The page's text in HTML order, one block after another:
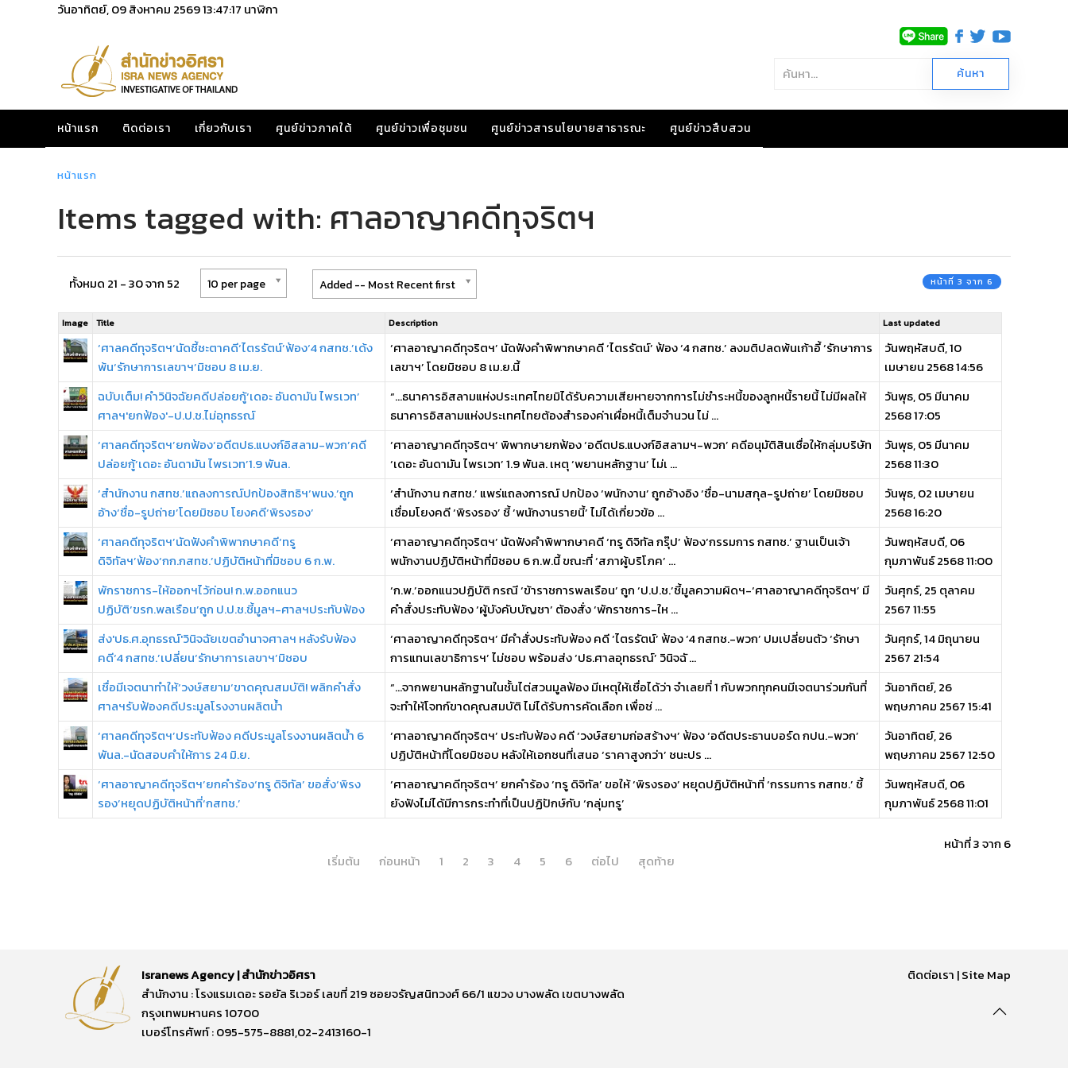
วันอาทิตย์, 09 สิงหาคม 256913:47:17 นาฬิกา
หน้าแรก ติดต่อเรา เกี่ยวกับเรา ศูนย์ข่าวภาคใต้ ศูนย์ข่าวเพื่อชุมชน ศูนย์ข่าวสารนโยบายสาธารณะ ศูนย์ข่าวสืบสวน
หน้าแรก
Items tagged with: ศาลอาญาคดีทุจริตฯ
ทั้งหมด 21 - 30 จาก 52 10 per page Added -- Most Recent first หน้าที่ 3 จาก 6
Image Title Description Last updated
‘ศาลคดีทุจริตฯ’นัดชี้ชะตาคดี‘ไตรรัตน์’ฟ้อง‘4 กสทช.’เด้ง
พ้น‘รักษาการเลขาฯ’มิชอบ 8 เม.ย.
‘ศาลอาญาคดีทุจริตฯ’ นัดฟังคำพิพากษาคดี ‘ไตรรัตน์’ ฟ้อง ‘4 กสทช.’ ลงมติปลดพ้นเก้าอี้ ‘รักษาการ
เลขาฯ’ โดยมิชอบ 8 เม.ย.นี้
วันพฤหัสบดี, 10
เมษายน 2568 14:56
ฉบับเต็ม! คำวินิจฉัยคดีปล่อยกู้‘เดอะ อันดามัน ไพรเวท’
ศาลฯ'ยกฟ้อง'-ป.ป.ช.ไม่อุทธรณ์
“…ธนาคารอิสลามแห่งประเทศไทยมิได้รับความเสียหายจากการไม่ชำระหนี้ของลูกหนี้รายนี้ ไม่มีผลให้
ธนาคารอิสลามแห่งประเทศไทยต้องสำรองค่าเผื่อหนี้เต็มจำนวน ไม่ ...
วันพุธ, 05 มีนาคม
2568 17:05
‘ศาลคดีทุจริตฯ’ยกฟ้อง‘อดีตปธ.แบงก์อิสลาม-พวก’คดี
ปล่อยกู้‘เดอะ อันดามัน ไพรเวท’1.9 พันล.
‘ศาลอาญาคดีทุจริตฯ’ พิพากษายกฟ้อง ‘อดีตปธ.แบงก์อิสลามฯ-พวก’ คดีอนุมัติสินเชื่อให้กลุ่มบริษัท
‘เดอะ อันดามัน ไพรเวท’ 1.9 พันล. เหตุ ‘พยานหลักฐาน’ ไม่เ ...
วันพุธ, 05 มีนาคม
2568 11:30
‘สำนักงาน กสทช.’แถลงการณ์ปกป้องสิทธิฯ‘พนง.’ถูก
อ้าง‘ชื่อ-รูปถ่าย’โดยมิชอบ โยงคดี‘พิรงรอง’
‘สำนักงาน กสทช.’ แพร่แถลงการณ์ ปกป้อง ‘พนักงาน’ ถูกอ้างอิง ‘ชื่อ-นามสกุล-รูปถ่าย’ โดยมิชอบ
เชื่อมโยงคดี ‘พิรงรอง’ ชี้ ‘พนักงานรายนี้’ ไม่ได้เกี่ยวข้อ ...
วันพุธ, 02 เมษายน
2568 16:20
‘ศาลคดีทุจริตฯ’นัดฟังคำพิพากษาคดี‘ทรู
ดิจิทัลฯ’ฟ้อง‘กก.กสทช.’ปฏิบัติหน้าที่มิชอบ 6 ก.พ.
‘ศาลอาญาคดีทุจริตฯ’ นัดฟังคำพิพากษาคดี ‘ทรู ดิจิทัล กรุ๊ป’ ฟ้อง‘กรรมการ กสทช.’ ฐานเป็นเจ้า
พนักงานปฏิบัติหน้าที่มิชอบ 6 ก.พ.นี้ ขณะที่ ‘สภาผู้บริโภค’ ...
วันพฤหัสบดี, 06
กุมภาพันธ์ 2568 11:00
พักราชการ-ให้ออกฯไว้ก่อน! ก.พ.ออกแนว
ปฏิบัติ‘ขรก.พลเรือน’ถูก ป.ป.ช.ชี้มูลฯ-ศาลฯประทับฟ้อง
‘ก.พ.’ออกแนวปฏิบัติ กรณี ‘ข้าราชการพลเรือน’ ถูก ‘ป.ป.ช.’ชี้มูลความผิดฯ-‘ศาลอาญาคดีทุจริตฯ’ มี
คำสั่งประทับฟ้อง ‘ผู้บังคับบัญชา’ ต้องสั่ง ‘พักราชการ-ให ...
วันศุกร์, 25 ตุลาคม
2567 11:55
ส่ง'ปธ.ศ.อุทธรณ์'วินิจฉัยเขตอำนาจศาลฯ หลังรับฟ้อง
คดี‘4 กสทช.’เปลี่ยน‘รักษาการเลขาฯ’มิชอบ
‘ศาลอาญาคดีทุจริตฯ’ มีคำสั่งประทับฟ้อง คดี ‘ไตรรัตน์’ ฟ้อง ‘4 กสทช.-พวก’ ปมเปลี่ยนตัว ‘รักษา
การแทนเลขาธิการฯ’ ไม่ชอบ พร้อมส่ง ‘ปธ.ศาลอุทธรณ์’ วินิจฉั ...
วันศุกร์, 14 มิถุนายน
2567 21:54
เชื่อมีเจตนาทำให้‘วงษ์สยาม‘ขาดคุณสมบัติ! พลิกคำสั่ง
ศาลฯรับฟ้องคดีประมูลโรงงานผลิตน้ำ
“…จากพยานหลักฐานในชั้นไต่สวนมูลฟ้อง มีเหตุให้เชื่อได้ว่า จำเลยที่ 1 กับพวกทุกคนมีเจตนาร่วมกันที่
จะทำให้โจทก์ขาดคุณสมบัติ ไม่ได้รับการคัดเลือก เพื่อช่ ...
วันอาทิตย์, 26
พฤษภาคม 2567 15:41
‘ศาลคดีทุจริตฯ’ประทับฟ้อง คดีประมูลโรงงานผลิตน้ำ 6
พันล.-นัดสอบคำให้การ 24 มิ.ย.
‘ศาลอาญาคดีทุจริตฯ’ ประทับฟ้อง คดี ‘วงษ์สยามก่อสร้างฯ’ ฟ้อง ‘อดีตประธานบอร์ด กปน.-พวก’
ปฏิบัติหน้าที่โดยมิชอบ หลังให้เอกชนที่เสนอ ‘ราคาสูงกว่า’ ชนะปร ...
วันอาทิตย์, 26
พฤษภาคม 2567 12:50
‘ศาลอาญาคดีทุจริตฯ’ยกคำร้อง‘ทรู ดิจิทัล’ ขอสั่ง‘พิรง
รอง’หยุดปฏิบัติหน้าที่‘กสทช.’
‘ศาลอาญาคดีทุจริตฯ’ ยกคำร้อง ‘ทรู ดิจิทัล’ ขอให้ ‘พิรงรอง’ หยุดปฏิบัติหน้าที่ ‘กรรมการ กสทช.’ ชี้
ยังฟังไม่ได้มีการกระทำที่เป็นปฏิปักษ์กับ ‘กลุ่มทรู’
วันพฤหัสบดี, 06
กุมภาพันธ์ 2568 11:01
หน้าที่ 3 จาก 6
เริ่มต้น
ก่อนหน้า 1 2 3 4 5 6 ต่อไป สุดท้าย
Isranews Agency | สำนักข่าวอิศรา
สำนักงาน : โรงแรมเดอะ รอยัล ริเวอร์ เลขที่ 219 ซอยจรัญสนิทวงศ์ 66/1 แขวง บางพลัด เขตบางพลัด
กรุงเทพมหานคร 10700
เบอร์โทรศัพท์ : 095-575-8881,02-2413160-1
ติดต่อเรา |Site Map